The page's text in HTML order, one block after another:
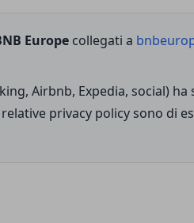
Europe collegati a
Airbnb, Expedia, social) ha
privacy policy sono di